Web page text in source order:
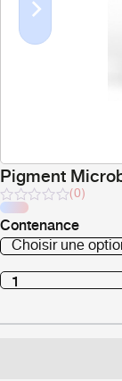
Previous
Pigment
Note
sur
5
(0)
Contenance